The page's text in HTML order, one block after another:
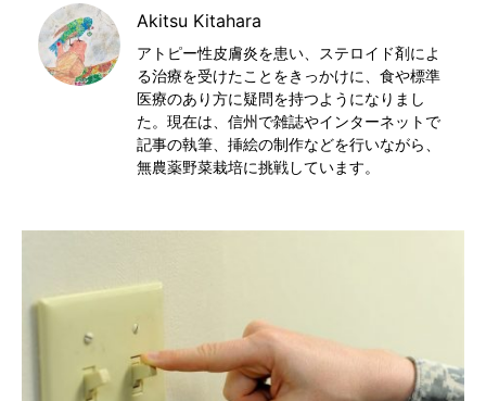
Akitsu Kitahara
アトピー性皮膚炎を患い、ステロイド剤によ
る治療を受けたことをきっかけに、食や標準
医療のあり方に疑問を持つようになりまし
た。現在は、信州で雑誌やインターネットで
記事の執筆、挿絵の制作などを行いながら、
無農薬野菜栽培に挑戦しています。